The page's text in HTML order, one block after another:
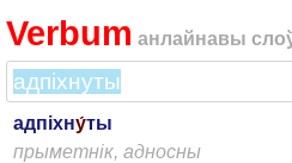
Verbum анлайнавы
адпіхну́ты
прыметнік, адносны